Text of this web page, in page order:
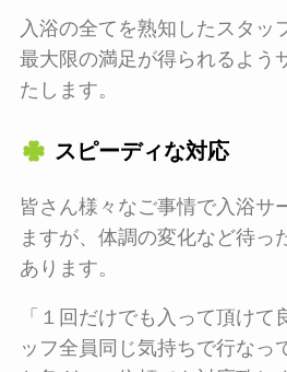
入浴の全てを熟知したスタッ
最大限の満足が得られるよう
たします。
スピーディな対応
皆さん様々なご事情で入浴サ
ますが、体調の変化など待っ
あります。
「１回だけでも入って頂けて
ッフ全員同じ気持ちで行なっ